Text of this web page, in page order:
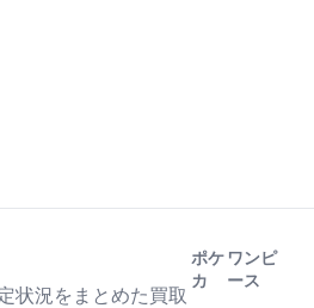
状況をまとめた買取
ポケ
カ
ワンピ
ース